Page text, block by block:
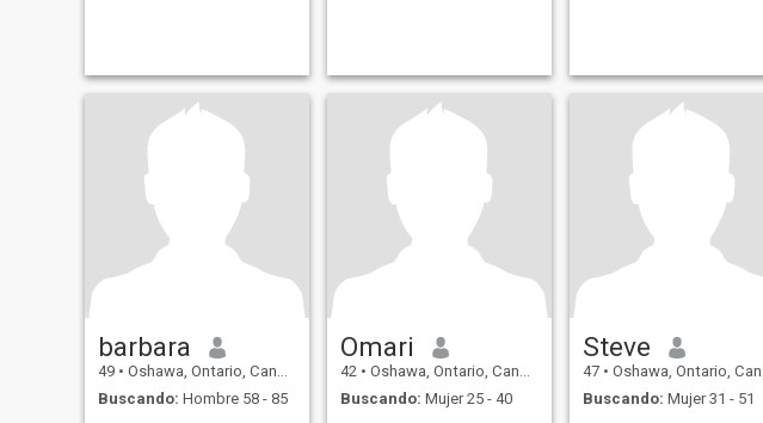
barbara
49 • Oshawa, Ontario, Canadá
Buscando: Hombre 58 - 85
Omari
42 • Oshawa, Ontario, Canadá
Buscando: Mujer 25 - 40
Steve
47 • Oshawa, Ontario, Canadá
Buscando: Mujer 31 - 51